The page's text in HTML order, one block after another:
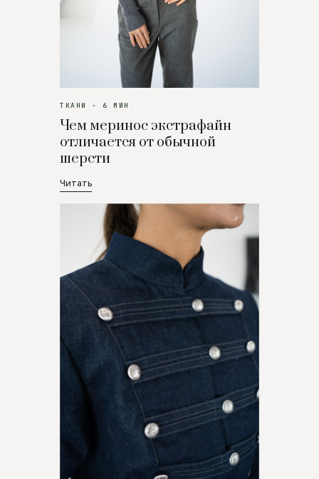
ТКАНИ · 6 МИН
Чем меринос экстрафайн
отличается от обычной
шерсти
Читать